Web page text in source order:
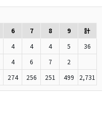
6 7 8 9
計
4 4 4 5
36
4 6 7
2
274 256 251 499 2,731